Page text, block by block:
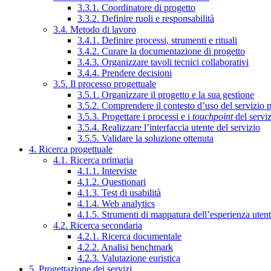
3.3.1. Coordinatore di progetto
3.3.2. Definire ruoli e responsabilità
3.4. Metodo di lavoro
3.4.1. Definire processi, strumenti e rituali
3.4.2. Curare la documentazione di progetto
3.4.3. Organizzare tavoli tecnici collaborativi
3.4.4. Prendere decisioni
3.5. Il processo progettuale
3.5.1. Organizzare il progetto e la sua gestione
3.5.2. Comprendere il contesto d’uso del servizio
3.5.3. Progettare i processi e i touchpointdel
3.5.4. Realizzare l’interfaccia utente del servizio
3.5.5. Validare la soluzione ottenuta
4. Ricerca progettuale
4.1. Ricerca primaria
4.1.1. Interviste
4.1.2. Questionari
4.1.3. Test di usabilità
4.1.4. Web analytics
4.1.5. Strumenti di mappatura dell’esperienza
4.2. Ricerca secondaria
4.2.1. Ricerca documentale
4.2.2. Analisi benchmark
4.2.3. Valutazione euristica
5. Progettazione dei servizi